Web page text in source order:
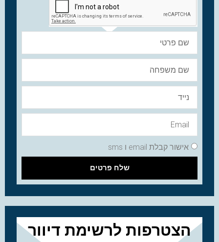
אישור קבלת email ו sms
שלח פרטים
הצטרפות לרשימת דיוור